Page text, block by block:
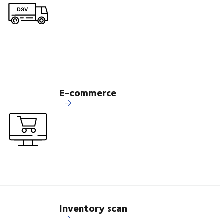
E-commerce
Inventory scan